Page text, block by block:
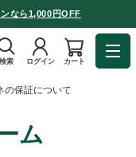
なら1,000円OFF
検索 ログイン カート
の保証について
ム